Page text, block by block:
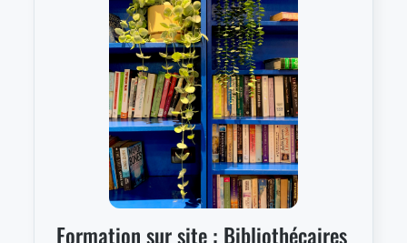
Formation sur site : Bibliothécaires